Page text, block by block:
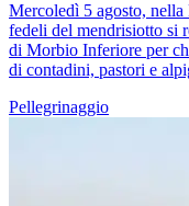
Mercoledì 5 agosto,
fedeli del mendrisiotto si
di Morbio Inferiore per
di contadini, pastori e
Pellegrinaggio